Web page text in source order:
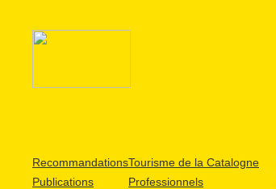
Recommandations
Publications
Tourisme de la Catalogne
Professionnels